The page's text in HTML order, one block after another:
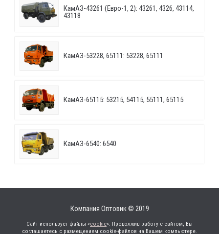
КамАЗ-43261 (Евро-1, 2): 43261, 4326, 43114,
43118
КамАЗ-53228, 65111: 53228, 65111
КамАЗ-65115: 53215, 54115, 55111, 65115
КамАЗ-6540: 6540
Компания Оптовик © 2019
Сайт использует файлы «cookie». Продолжив работу с сайтом, Вы
соглашаетесь с размещением cookie-файлов на Вашем компьютере.